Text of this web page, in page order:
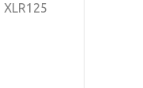
XLR125